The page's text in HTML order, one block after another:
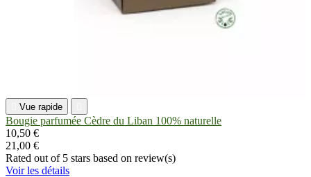
Vue rapide
Bougie parfumée Cèdre du Liban 100% naturelle
10,50 €
21,00 €
Rated out of 5 stars based on review(s)
Voir les détails